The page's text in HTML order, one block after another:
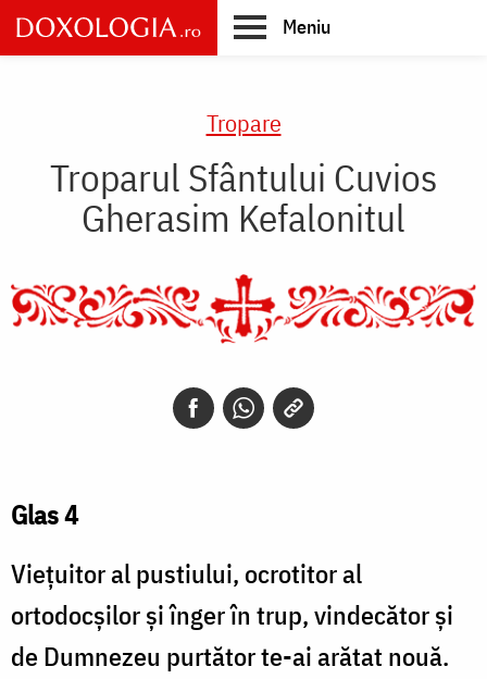
Skip
to
main
Meniu
Tropare
Troparul Sfântului Cuvios
Gherasim Kefalonitul
Glas 4
Vieţuitor al pustiului, ocrotitor al
ortodocşilor şi înger în trup, vindecător şi
de Dumnezeu purtător te-ai arătat nouă.